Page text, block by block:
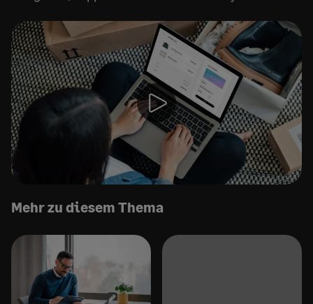
Mehr zu diesem Thema